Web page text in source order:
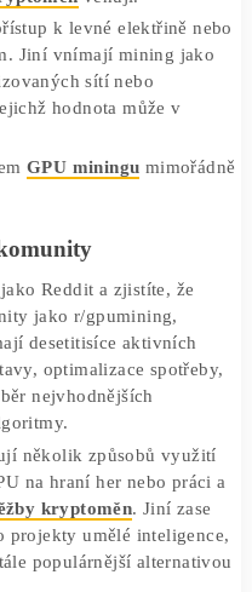
zvaná ASIC minery,
než běžné
událost – Ethereum,
GPU těžařů, přešlo v roce
výrazný pokles
.
konec éry GPU.
které lze efektivně
patří Kaspa, Ravencoin,
jejich výnosnost již
kryptoboomu,
kryptoměnvěnují.
přístup k levné elektřině
Jiní vnímají mining
sítí nebo
jejichž hodnota může v